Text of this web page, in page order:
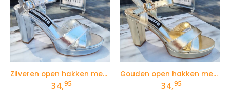
Zilveren open hakken met bandjes en plateau
34,95
Gouden open hakken met bandjes en plateau
34,95